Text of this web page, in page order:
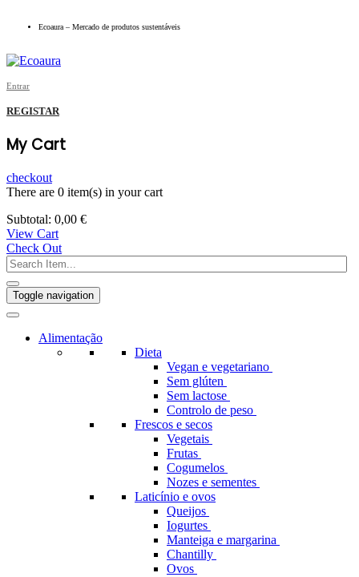
Ecoaura – Mercado de produtos sustentáveis
Entrar
REGISTAR
My Cart
checkout
There are 0 item(s) in your cart
Subtotal: 0,00 €
View Cart
Check Out
Toggle navigation
Alimentação
Dieta
Vegan e vegetariano
Sem glúten
Sem lactose
Controlo de peso
Frescos e secos
Vegetais
Frutas
Cogumelos
Nozes e sementes
Laticínio e ovos
Queijos
Iogurtes
Manteiga e margarina
Chantilly
Ovos